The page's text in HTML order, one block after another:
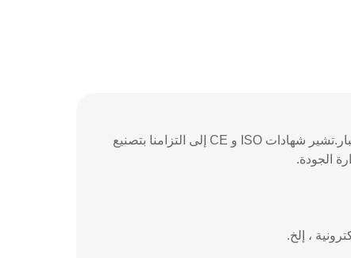
Sinuo هي شركة صينية حاصلة على شهادة ISO 9001 تركز على منتجات معدات الاختبار.تشير شهادات ISO و CE إلى التزامنا بتصنيع
الجودة.
، إلخ.